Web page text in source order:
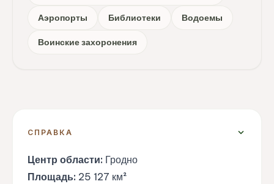
Аэропорты Библиотеки Водоемы
Воинские захоронения
СПРАВКА expand_more
Центр области: Гродно
Площадь: 25 127 км²